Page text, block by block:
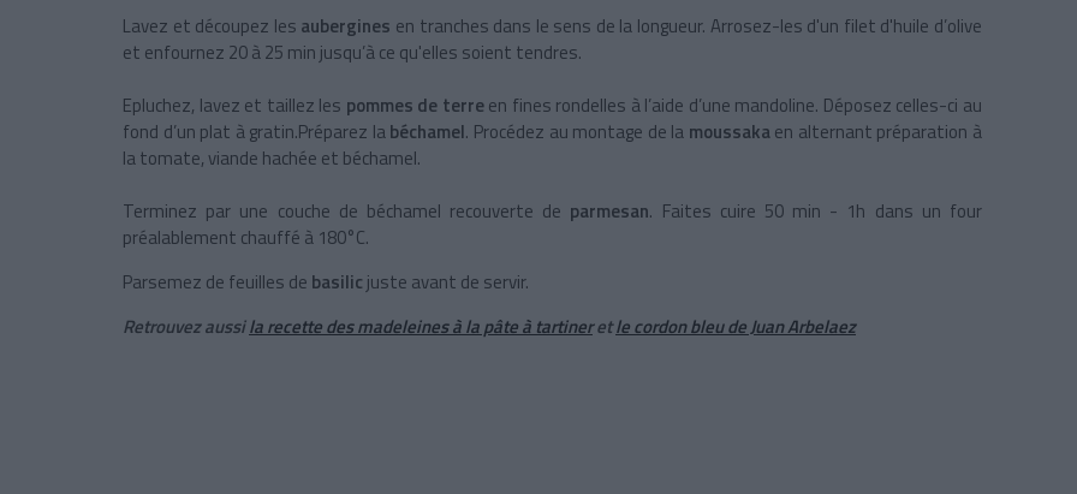
Lavez et découpez les aubergines en tranches dans le sens de la longueur. Arrosez-les d'un filet d'huile d’olive
et enfournez 20 à 25 min jusqu’à ce qu'elles soient tendres.
Epluchez, lavez et taillez les pommes de terreen fines rondelles à l’aide d’une mandoline. Déposez celles-ci au
fond d’un plat à gratin.Préparez labéchamel. Procédez au montage de la moussakaen alternant préparation à
la tomate, viande hachée et béchamel.
Terminez par une couche de béchamel recouverte de parmesan. Faites cuire 50 min - 1h dans un four
préalablement chauffé à 180°C.
Parsemez de feuilles de basilic juste avant de servir.
Retrouvez aussila recette des madeleines à la pâte à tartineretle cordon bleu de Juan Arbelaez